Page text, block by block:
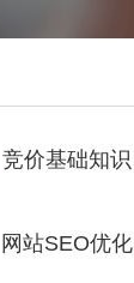
竞价基础知识
网站SEO优化